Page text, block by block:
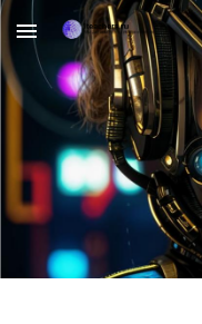
Skip to main content